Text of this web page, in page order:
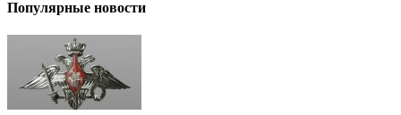
Популярные новости